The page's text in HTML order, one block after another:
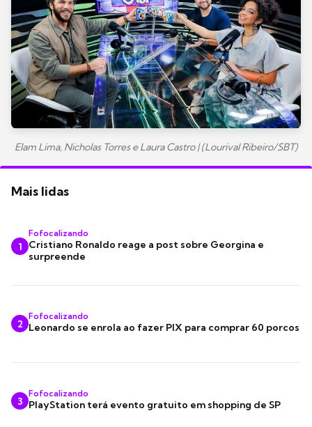
Elam Lima, Nicholas Torres e Laura Castro |(Lourival Ribeiro/SBT)
Mais lidas
1
Fofocalizando
Cristiano Ronaldo reage a post sobre Georgina e
surpreende
2
Fofocalizando
Leonardo se enrola ao fazer PIX para comprar 60 porcos
3
Fofocalizando
PlayStation terá evento gratuito em shopping de SP